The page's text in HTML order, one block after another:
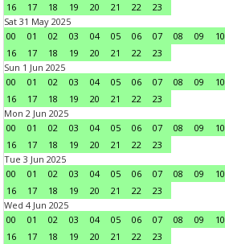
16
17 18 19 20 21 22
23
Sat 31 May 2025
00
01 02 03 04 05 06 07 08 09 10
16
17 18 19 20 21 22
23
Sun 1 Jun 2025
00
01 02 03 04 05 06 07 08 09 10
16
17 18 19 20 21 22
23
Mon 2 Jun 2025
00
01 02 03 04 05 06 07 08 09 10
16
17 18 19 20 21 22
23
Tue 3 Jun 2025
00
01 02 03 04 05 06 07 08 09 10
16
17 18 19 20 21 22
23
Wed 4 Jun 2025
00
01 02 03 04 05 06 07 08 09 10
16
17 18 19 20 21 22
23